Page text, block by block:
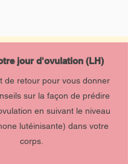
jour d'ovulation (LH)
de retour pour vous donner
sur la façon de prédire
en suivant le niveau
lutéinisante) dans votre
corps.